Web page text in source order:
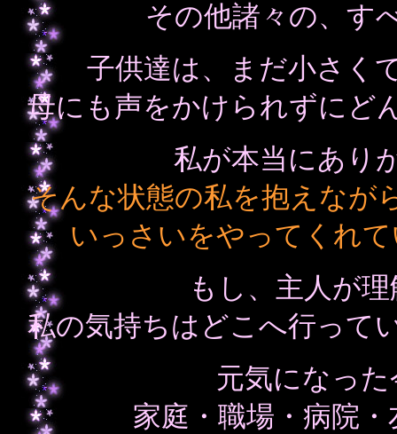
その他諸々の、す
子供達は、まだ小さく
母にも声をかけられずにど
私が本当にあり
そんな状態の私を抱えなが
いっさいをやってくれ
もし、主人が
私の気持ちはどこへ行って
元気になっ
家庭・職場・病院